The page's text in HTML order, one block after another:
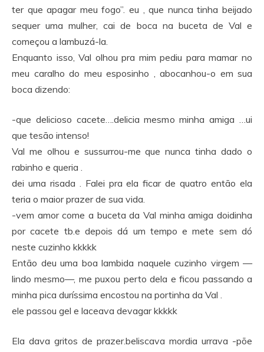
ter que apagar meu fogo”. eu , que nunca tinha beijado
sequer uma mulher, cai de boca na buceta de Val e
começou a lambuzá-la.
Enquanto isso, Val olhou pra mim pediu para mamar no
meu caralho do meu esposinho , abocanhou-o em sua
boca dizendo:
-que delicioso cacete….delicia mesmo minha amiga …ui
que tesão intenso!
Val me olhou e sussurrou-me que nunca tinha dado o
rabinho e queria .
dei uma risada . Falei pra ela ficar de quatro então ela
teria o maior prazer de sua vida.
-vem amor come a buceta da Val minha amiga doidinha
por cacete tb.e depois dá um tempo e mete sem dó
neste cuzinho kkkkk
Então deu uma boa lambida naquele cuzinho virgem —
lindo mesmo—, me puxou perto dela e ficou passando a
minha pica duríssima encostou na portinha da Val .
ele passou gel e laceava devagar kkkkk
Ela dava gritos de prazer.beliscava mordia urrava -põe